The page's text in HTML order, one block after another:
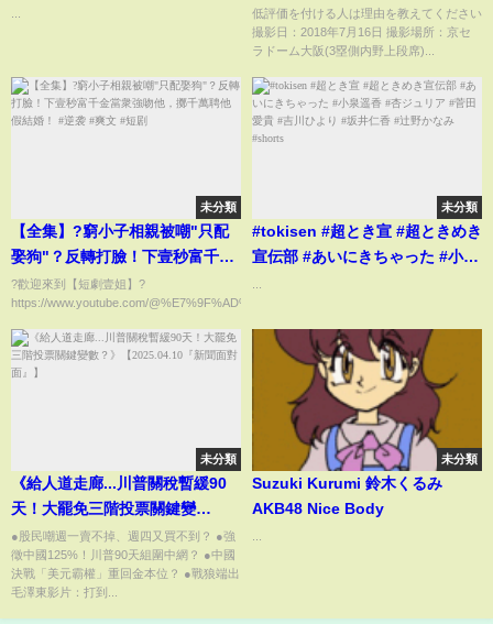
オリックスvs北海道日本ハム
Bsオリ姫＆オリ達デー】
低評価を付ける人は理由を教えてください
撮影日：2018年7月16日 撮影場所：京セ
ラドーム大阪(3塁側内野上段席)...
未分類
【全集】?窮小子相親被嘲"只配
娶狗"？反轉打臉！下壹秒富千金
當衆強吻他，擲千萬聘他假結
婚！ #逆袭 #爽文 #短剧
?歡迎來到【短劇壹姐】?
https://www.youtube.com/@%E7%9F%AD%E5%89%A7%E4%B8%80%E5%A7...
未分類
#tokisen #超とき宣 #超ときめき
宣伝部 #あいにきちゃった #小泉
#shorts
未分類
《給人道走廊...川普關稅暫緩90
天！大罷免三階投票關鍵變
數？》【2025.04.10『新聞面對
面』】
●股民嘲週一賣不掉、週四又買不到？ ●強
徵中國125%！川普90天組圍中網？ ●中國
決戰「美元霸權」重回金本位？ ●戰狼端出
毛澤東影片：打到...
未分類
Suzuki Kurumi 鈴木くるみ
AKB48 Nice Body